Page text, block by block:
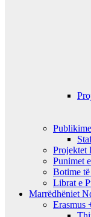
Projektet
Punimet
Botime
Librat e
Marrëdhëniet
Erasmus